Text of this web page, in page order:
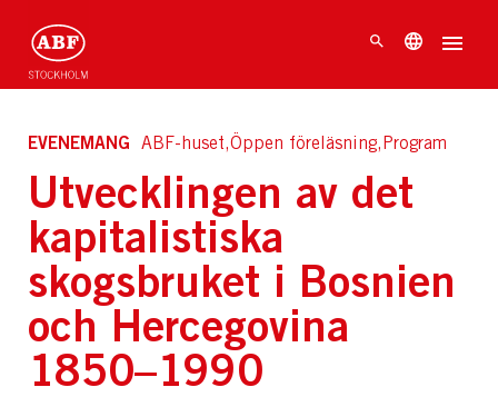
EVENEMANG ABF-huset,Öppen föreläsning,Program
Utvecklingen av det
kapitalistiska
skogsbruket i Bosnien
och Hercegovina
1850–1990